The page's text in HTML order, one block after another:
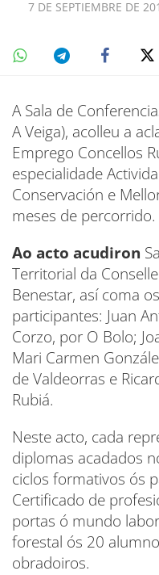
7 DE SEPTIEMBRE DE
A Sala de
A Veiga), acolleu a
Emprego Concellos
especialidade
Conservación e
meses de percorrido.
Ao acto acudiron
Territorial da
Benestar, así coma
participantes: Juan
Corzo, por O Bolo;
Mari Carmen
de Valdeorras e
Rubiá.
Neste acto, cada
diplomas acadados
ciclos formativos ós
Certificado de
portas ó mundo
forestal ós 20
obradoiros.